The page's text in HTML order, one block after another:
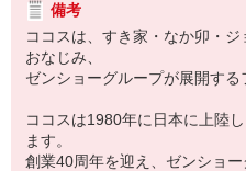
備考
ココスは、すき家・なか卯・
おなじみ、
ゼンショーグループが展開する
ココスは1980年に日本に上陸
ます。
創業40周年を迎え、ゼンショ